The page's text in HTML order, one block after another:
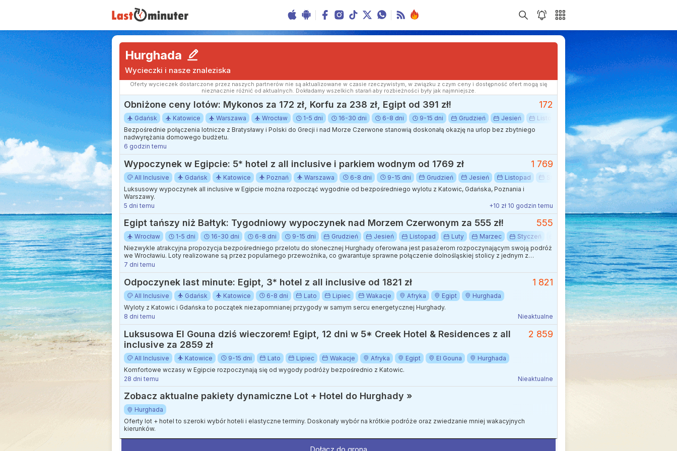
Hurghada
Wycieczki i nasze znaleziska
Oferty wycieczek dostarczone przez naszych partnerów nie są aktualizowane w czasie rzeczywistym, w związku z czym ceny i dostępność ofert mogą się
nieznacznie różnić od aktualnych. Dokładamy wszelkich starań aby rozbieżności były jak najmniejsze.
Obniżone ceny lotów: Mykonos za 172 zł, Korfu za 238 zł, Egipt od 391 zł! 172
Gdańsk Katowice Warszawa Wrocław 1-5 dni 16-30 dni 6-8 dni 9-15 dni Grudzień Jesień Listopad Październik Afryka
Bezpośrednie połączenia lotnicze z Bratysławy i Polski do Grecji i nad Morze Czerwone stanowią doskonałą okazję na urlop bez zbytniego
nadwyrężania domowego budżetu.
6 godzin temu
Wypoczynek w Egipcie: 5* hotel z all inclusive i parkiem wodnym od 1769 zł 1 769
All Inclusive Gdańsk Katowice Poznań Warszawa 6-8 dni 9-15 dni Grudzień Jesień Listopad Styczeń Zima Afryka
Egipt
Luksusowy wypoczynek all inclusive w Egipcie można rozpocząć wygodnie od bezpośredniego wylotu z Katowic, Gdańska, Poznania i
Warszawy.
5 dni temu
+10 zł 10 godzin temu
Egipt tańszy niż Bałtyk: Tygodniowy wypoczynek nad Morzem Czerwonym za 555 zł! 555
Wrocław 1-5 dni 16-30 dni 6-8 dni 9-15 dni Grudzień Jesień Listopad Luty Marzec Styczeń Zima Afryka Egipt
Niezwykle atrakcyjna propozycja bezpośredniego przelotu do słonecznej Hurghady oferowana jest pasażerom rozpoczynającym swoją podróż
we Wrocławiu. Loty realizowane są przez popularnego przewoźnika, co gwarantuje sprawne połączenie dolnośląskiej stolicy z jednym z
najchętniej wybieranych kurortów nad Morzem Czerwonym.
7 dni temu
Odpoczynek last minute: Egipt, 3* hotel z all inclusive od 1821 zł 1 821
All Inclusive Gdańsk Katowice 6-8 dni Lato Lipiec Wakacje Afryka Egipt
Hurghada
Wyloty z Katowic i Gdańska to początek niezapomnianej przygody w samym sercu energetycznej Hurghady.
8 dni temu
Nieaktualne
Luksusowa El Gouna dziś wieczorem! Egipt, 12 dni w 5* Creek Hotel & Residences z all
inclusive za 2859 zł
2 859
All Inclusive Katowice 9-15 dni Lato Lipiec Wakacje Afryka Egipt El Gouna
Hurghada
Komfortowe wczasy w Egipcie rozpoczynają się od wygody podróży bezpośrednio z Katowic.
28 dni temu
Nieaktualne
Zobacz aktualne pakiety dynamiczne Lot + Hotel do Hurghady »
Hurghada
Oferty lot + hotel to szeroki wybór hoteli i elastyczne terminy. Doskonały wybór na krótkie podróże oraz zwiedzanie mniej wakacyjnych
kierunków.